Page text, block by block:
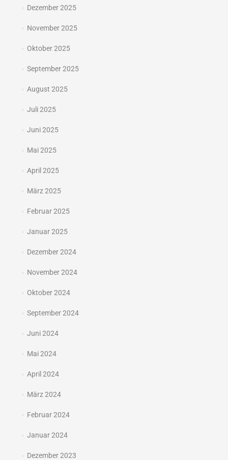
Dezember 2025
November 2025
Oktober 2025
September 2025
August 2025
Juli 2025
Juni 2025
Mai 2025
April 2025
März 2025
Februar 2025
Januar 2025
Dezember 2024
November 2024
Oktober 2024
September 2024
Juni 2024
Mai 2024
April 2024
März 2024
Februar 2024
Januar 2024
Dezember 2023